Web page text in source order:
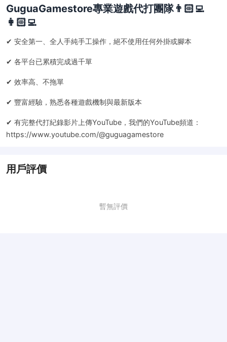
GuguaGamestore專業遊戲代打團隊👨🏻‍💻
👩🏻‍💻
✔ 安全第一、全人手純手工操作，絕不使用任何外掛或腳本
✔ 各平台已累積完成過千單
✔ 效率高、不拖單
✔ 豐富經驗，熟悉各種遊戲機制與最新版本
✔ 有完整代打紀錄影片上傳YouTube，我們的YouTube頻道：
https://www.youtube.com/@guguagamestore
用戶評價
暫無評價